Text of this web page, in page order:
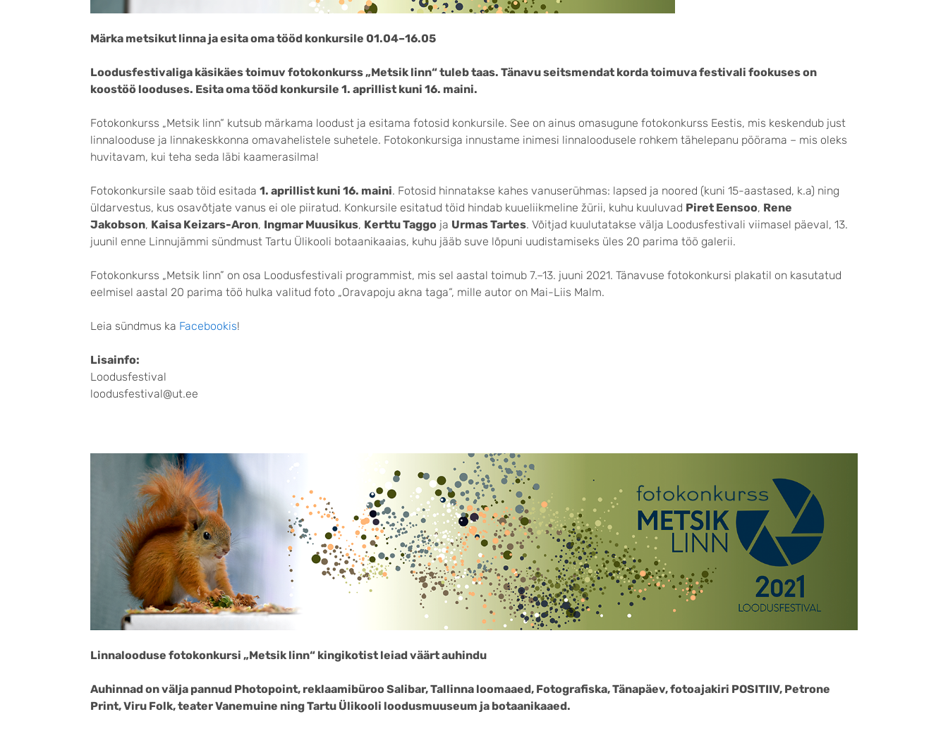
Märka metsikut linna ja esita oma tööd konkursile 01.04–16.05
Loodusfestivaliga käsikäes toimuv fotokonkurss „Metsik linn“ tuleb taas. Tänavu seitsmendat korda toimuva festivali fookuses on
koostöö looduses. Esita oma tööd konkursile 1. aprillist kuni 16. maini.
Fotokonkurss „Metsik linn“ kutsub märkama loodust ja esitama fotosid konkursile. See on ainus omasugune fotokonkurss Eestis, mis keskendub just
linnalooduse ja linnakeskkonna omavahelistele suhetele. Fotokonkursiga innustame inimesi linnaloodusele rohkem tähelepanu pöörama – mis oleks
huvitavam, kui teha seda läbi kaamerasilma!
Fotokonkursile saab töid esitada 1. aprillist kuni 16. maini. Fotosid hinnatakse kahes vanuserühmas: lapsed ja noored (kuni 15-aastased, k.a) ning
üldarvestus, kus osavõtjate vanus ei ole piiratud. Konkursile esitatud töid hindab kuueliikmeline žürii, kuhu kuuluvad Piret Eensoo, Rene
Jakobson, Kaisa Keizars-Aron, Ingmar Muusikus, Kerttu Taggo ja Urmas Tartes. Võitjad kuulutatakse välja Loodusfestivali viimasel päeval, 13.
juunil enne Linnujämmi sündmust Tartu Ülikooli botaanikaaias, kuhu jääb suve lõpuni uudistamiseks üles 20 parima töö galerii.
Fotokonkurss „Metsik linn” on osa Loodusfestivali programmist, mis sel aastal toimub 7.–13. juuni 2021. Tänavuse fotokonkursi plakatil on kasutatud
eelmisel aastal 20 parima töö hulka valitud foto „Oravapoju akna taga“, mille autor on Mai-Liis Malm.
Leia sündmus ka Facebookis!
Lisainfo:
Loodusfestival
loodusfestival@ut.ee
Linnalooduse fotokonkursi „Metsik linn“ kingikotist leiad väärt auhindu
Auhinnad on välja pannud Photopoint, reklaamibüroo Salibar, Tallinna loomaaed, Fotografiska, Tänapäev, fotoajakiri POSITIIV, Petrone
Print, Viru Folk, teater Vanemuine ning Tartu Ülikooli loodusmuuseum ja botaanikaaed.